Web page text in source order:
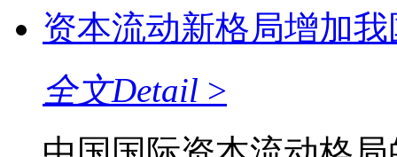
资本流动新格局增加
全文Detail >